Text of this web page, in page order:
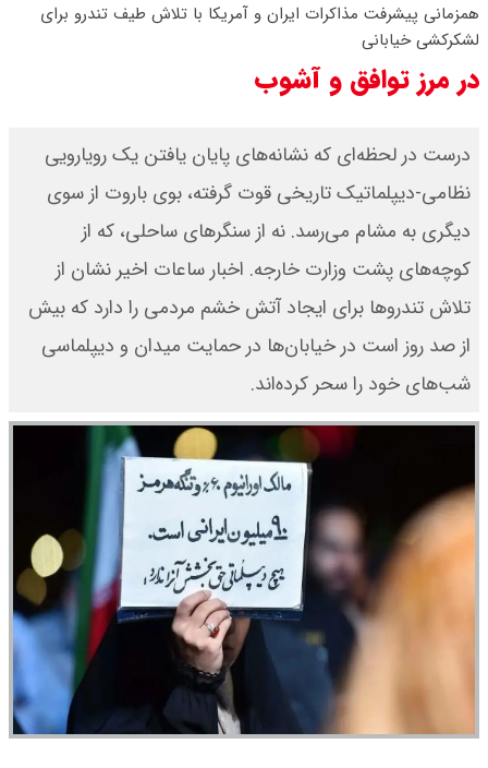
همزمانی پیشرفت مذاکرات ایران و آمریکا با تلاش طیف تندرو برای
لشکرکشی خیابانی
در مرز توافق و آشوب
درست در لحظه‌ای که نشانه‌های پایان یافتن یک رویارویی
نظامی-دیپلماتیک تاریخی قوت گرفته، بوی باروت از سوی
دیگری به مشام می‌رسد. نه از سنگرهای ساحلی، که از
کوچه‌های پشت وزارت خارجه. اخبار ساعات اخیر نشان از
تلاش تندروها برای ایجاد آتش خشم مردمی را دارد که بیش
از صد روز است در خیابان‌ها در حمایت میدان و دیپلماسی
شب‌های خود را سحر کرده‌اند.